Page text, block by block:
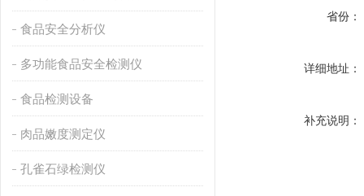
食品安全分析仪
多功能食品安全检测仪
食品检测设备
肉品嫩度测定仪
孔雀石绿检测仪
省份：
详细地址：
补充说明：